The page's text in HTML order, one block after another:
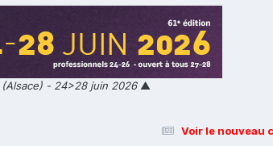
- 24>28 juin 2026▲
Voir le nouveau